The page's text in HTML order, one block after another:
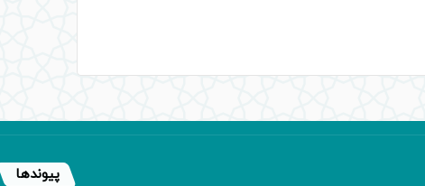
پیوندها